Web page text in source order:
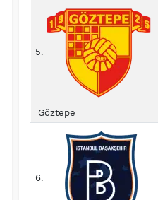
5.
Göztepe
6.